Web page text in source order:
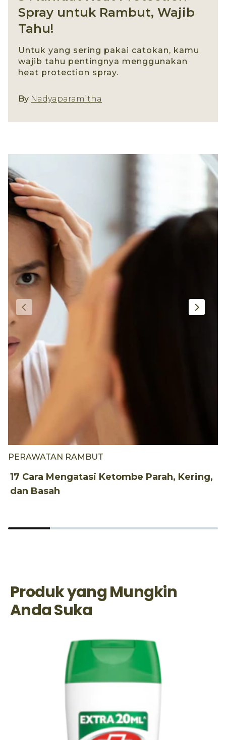
Spray untuk Rambut, Wajib
Tahu!
Untuk yang sering pakai catokan, kamu
wajib tahu pentingnya menggunakan
heat protection spray.
By Nadyaparamitha
PERAWATAN RAMBUT
17 Cara Mengatasi Ketombe Parah, Kering,
dan Basah
Produk yang Mungkin
Anda Suka